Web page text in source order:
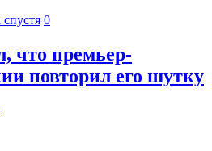
спустя 0
что премьер-
повторил его шутку